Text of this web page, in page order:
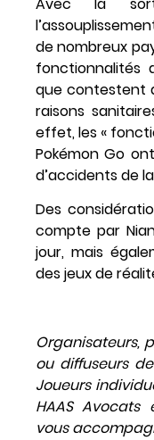
de nombreux
fonctionnalités
que contestent
raisons
effet, les «
Pokémon Go
d’accidents de
Des
compte par
jour, mais
des jeux de
Organisateurs,
ou diffuseurs
Joueurs
HAAS
vous